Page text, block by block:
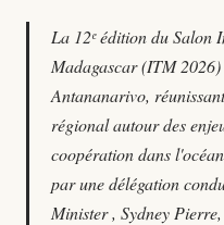
La 12ᵉ édition du Salon
Madagascar (ITM
Antananarivo,
régional autour des
coopération dans
par une délégation
Minister , Sydney